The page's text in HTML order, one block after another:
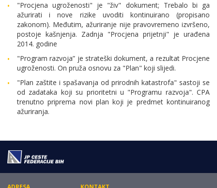
"Procjena ugroženosti" je "živ" dokument; Trebalo bi ga
ažurirati i nove rizike uvoditi kontinuirano (propisano
zakonom). Međutim, ažuriranje nije pravovremeno izvršeno,
postoje kašnjenja. Zadnja "Procjena prijetnji" je urađena
2014. godine
"Program razvoja” je strateški dokument, a rezultat Procjene
ugroženosti. On pruža osnovu za "Plan" koji slijedi.
"Plan zaštite i spašavanja od prirodnih katastrofa" sastoji se
od zadataka koji su prioritetni u "Programu razvoja". CPA
trenutno priprema novi plan koji je predmet kontinuiranog
ažuriranja.